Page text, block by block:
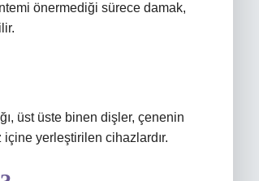
önermediği sürece damak,
üst üste binen dişler, çenenin
içine yerleştirilen cihazlardır.